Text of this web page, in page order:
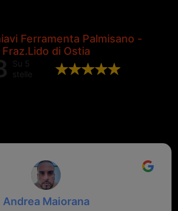
Ferramenta Palmisano -
Fraz.Lido di Ostia
Su 5
stelle
Andrea Maiorana